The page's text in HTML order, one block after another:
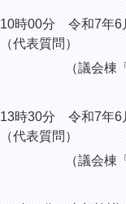
10時00分 令和7年
（代表質問）
（議会棟「本
13時30分 令和7年
（代表質問）
（議会棟「本